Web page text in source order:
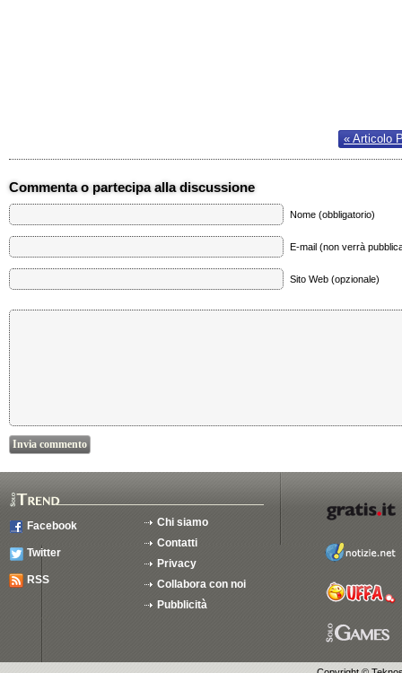
« Articolo
Commenta o partecipa alla discussione
Nome (obbligatorio)
E-mail (non verrà
Sito Web (opzionale)
Facebook
Twitter
RSS
Chi siamo
Contatti
Privacy
Collabora con noi
Pubblicità